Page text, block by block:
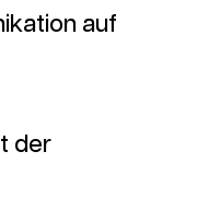
auf
der